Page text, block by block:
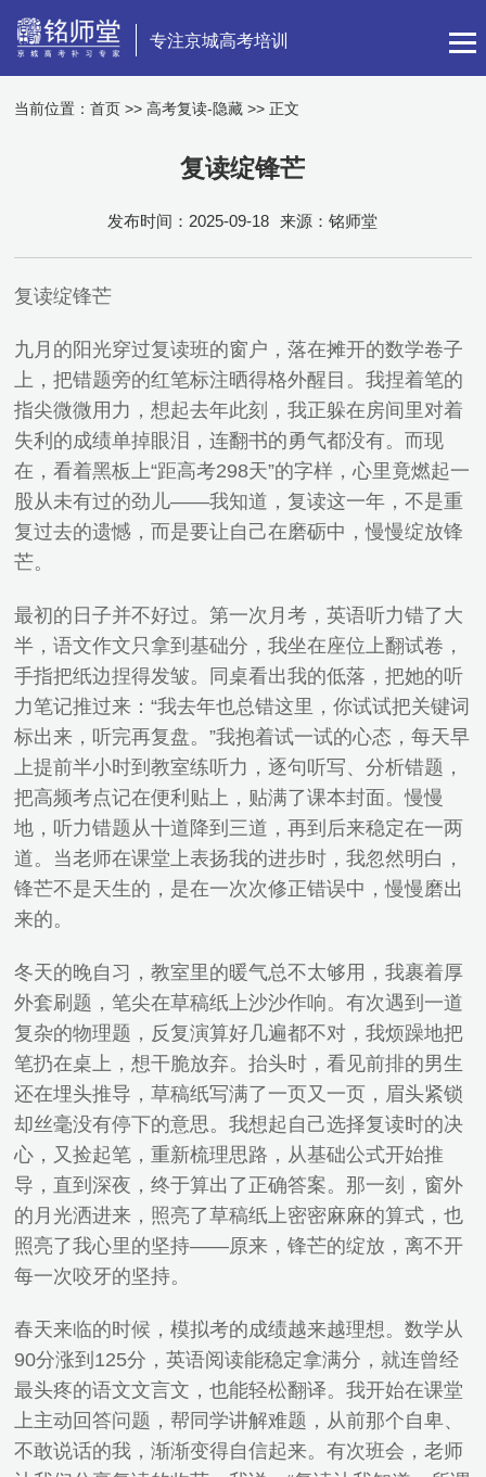
专注京城高考培训
当前位置：首页 >> 高考复读-隐藏 >> 正文
复读绽锋芒
发布时间：2025-09-18 来源：铭师堂
复读绽锋芒
九月的阳光穿过复读班的窗户，落在摊开的数学卷子
上，把错题旁的红笔标注晒得格外醒目。我捏着笔的
指尖微微用力，想起去年此刻，我正躲在房间里对着
失利的成绩单掉眼泪，连翻书的勇气都没有。而现
在，看着黑板上“距高考298天”的字样，心里竟燃起一
股从未有过的劲儿——我知道，复读这一年，不是重
复过去的遗憾，而是要让自己在磨砺中，慢慢绽放锋
芒。
最初的日子并不好过。第一次月考，英语听力错了大
半，语文作文只拿到基础分，我坐在座位上翻试卷，
手指把纸边捏得发皱。同桌看出我的低落，把她的听
力笔记推过来：“我去年也总错这里，你试试把关键词
标出来，听完再复盘。”我抱着试一试的心态，每天早
上提前半小时到教室练听力，逐句听写、分析错题，
把高频考点记在便利贴上，贴满了课本封面。慢慢
地，听力错题从十道降到三道，再到后来稳定在一两
道。当老师在课堂上表扬我的进步时，我忽然明白，
锋芒不是天生的，是在一次次修正错误中，慢慢磨出
来的。
冬天的晚自习，教室里的暖气总不太够用，我裹着厚
外套刷题，笔尖在草稿纸上沙沙作响。有次遇到一道
复杂的物理题，反复演算好几遍都不对，我烦躁地把
笔扔在桌上，想干脆放弃。抬头时，看见前排的男生
还在埋头推导，草稿纸写满了一页又一页，眉头紧锁
却丝毫没有停下的意思。我想起自己选择复读时的决
心，又捡起笔，重新梳理思路，从基础公式开始推
导，直到深夜，终于算出了正确答案。那一刻，窗外
的月光洒进来，照亮了草稿纸上密密麻麻的算式，也
照亮了我心里的坚持——原来，锋芒的绽放，离不开
每一次咬牙的坚持。
春天来临的时候，模拟考的成绩越来越理想。数学从
90分涨到125分，英语阅读能稳定拿满分，就连曾经
最头疼的语文文言文，也能轻松翻译。我开始在课堂
上主动回答问题，帮同学讲解难题，从前那个自卑、
不敢说话的我，渐渐变得自信起来。有次班会，老师